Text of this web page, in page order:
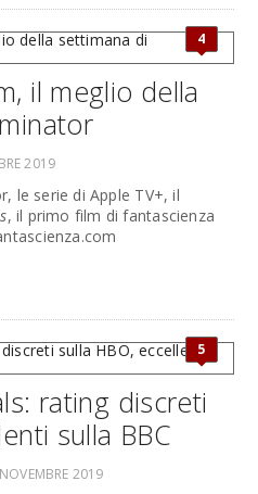
4
il meglio della
2019
le serie di Apple TV+, il
, il primo film di fantascienza
5
rating discreti
sulla BBC
2019